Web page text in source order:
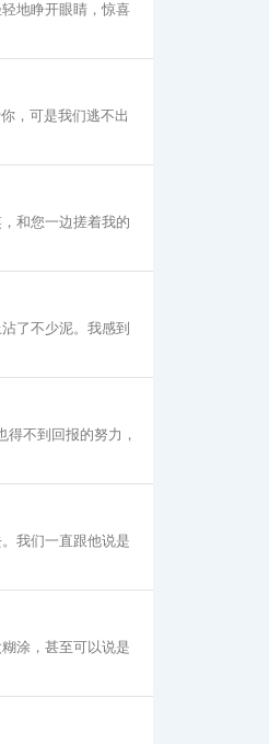
地睁开眼睛，惊喜
，可是我们逃不出
和您一边搓着我的
了不少泥。我感到
不到回报的努力，
我们一直跟他说是
涂，甚至可以说是